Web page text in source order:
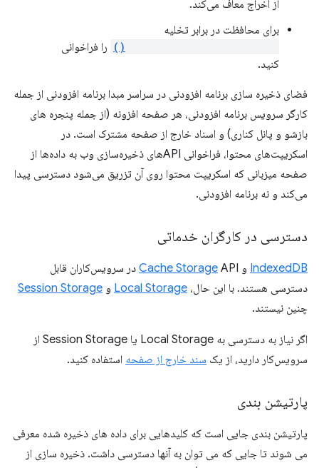
از اخراج معاف می‌کند.
برای محافظت در برابر تخلیه
را فراخوانی
کنید.
فضای ذخیره سازی برنامه افزودنی در سراسر مبدا برنامه افزودنی از جمله
کارگر سرویس برنامه افزودنی، هر صفحه افزونه (از جمله پنجره های
بازشو و پانل کناری) و اسناد خارج از صفحه مشترک است. در
اسکریپت‌های محتوا، فراخوانی APIهای ذخیره‌سازی وب به داده‌ها از
صفحه میزبانی که اسکریپت محتوا روی آن تزریق می‌شود دسترسی پیدا
می‌کند و نه برنامه افزودنی.
دسترسی در کارگران خدماتی
IndexedDB و Cache Storage API در سرویس‌کاران قابل
دسترسی هستند. با این حال، Local Storage و Session Storage
چنین نیستند.
اگر نیاز به دسترسی به Local Storage یا Session Storage از
سرویس‌کار دارید، از یک سند خارج از صفحه استفاده کنید.
پارتیشن بندی
پارتیشن بندی جایی است که کلیدهایی برای داده های ذخیره شده معرفی
می شوند تا جایی که می توان به آنها دسترسی داشت. ذخیره سازی از